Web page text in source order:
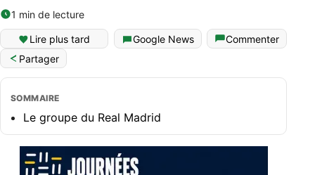
1 min de lecture
Lire plus tard Google News
Commenter
Partager
SOMMAIRE
Le groupe du Real Madrid